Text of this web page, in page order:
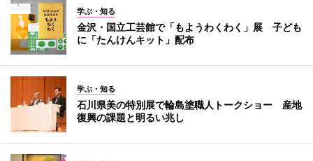
学ぶ・知る
金沢・国立工芸館で「もようわくわく」展 子ども
に「たんけんキット」配布
学ぶ・知る
石川県美の特別展で輪島塗職人トークショー 産地
復興の課題と明るい兆し